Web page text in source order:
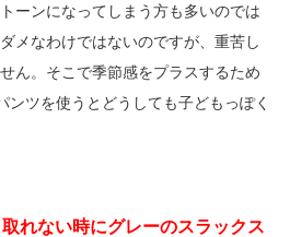
ーンになってしまう方も多いのでは
メなわけではないのですが、重苦し
ん。そこで季節感をプラスするため
ンツを使うとどうしても子どもっぽく
れない時にグレーのスラックス